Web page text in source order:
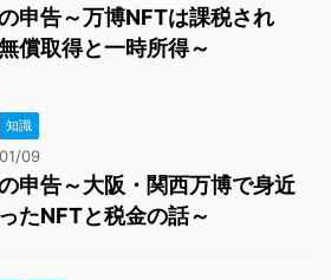
申告～万博NFTは課税され
償取得と一時所得～
知識
09
申告～大阪・関西万博で身近
たNFTと税金の話～